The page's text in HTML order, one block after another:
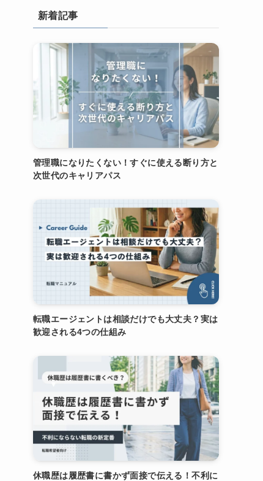
新着記事
管理職になりたくない！すぐに使える断り方と
次世代のキャリアパス
転職エージェントは相談だけでも大丈夫？実は
歓迎される4つの仕組み
休職歴は履歴書に書かず面接で伝える！不利に